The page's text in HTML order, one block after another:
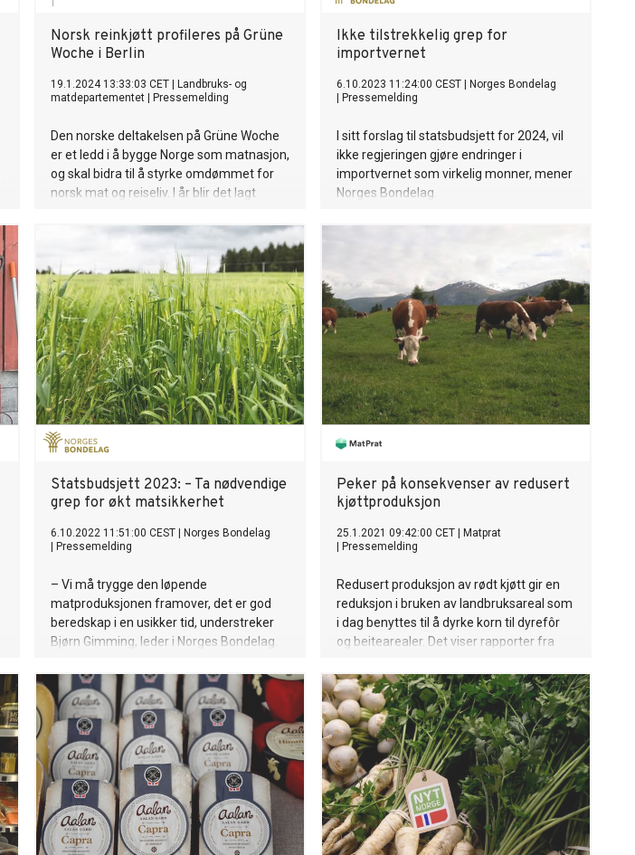
Norsk reinkjøtt profileres på Grüne
Woche i Berlin
19.1.2024 13:33:03 CET
Landbruks- og
matdepartementet
Pressemelding
Den norske deltakelsen på Grüne Woche
er et ledd i å bygge Norge som matnasjon,
og skal bidra til å styrke omdømmet for
norsk mat og reiseliv. I år blir det lagt
Det vil være synlig både i den norske
restauranten på Messe Berlin, og prege
profilen på den norske standen.
Ikke tilstrekkelig grep for
importvernet
6.10.2023 11:24:00 CEST
Norges Bondelag
Pressemelding
I sitt forslag til statsbudsjett for 2024, vil
ikke regjeringen gjøre endringer i
importvernet som virkelig monner, mener
Norges Bondelag.
Statsbudsjett 2023: – Ta nødvendige
grep for økt matsikkerhet
6.10.2022 11:51:00 CEST
Norges Bondelag
Pressemelding
– Vi må trygge den løpende
matproduksjonen framover, det er god
beredskap i en usikker tid, understreker
Bjørn Gimming, leder i Norges Bondelag.
Peker på konsekvenser av redusert
kjøttproduksjon
25.1.2021 09:42:00 CET
Matprat
Pressemelding
Redusert produksjon av rødt kjøtt gir en
reduksjon i bruken av landbruksareal som
i dag benyttes til å dyrke korn til dyrefôr
og beitearealer. Det viser rapporter fra
Economics.